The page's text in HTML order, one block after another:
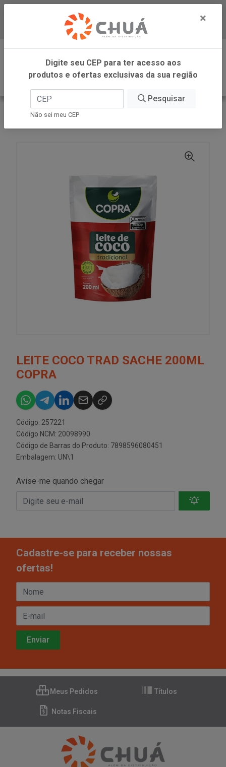
Baixe já nosso APP
0
INÍCIO
COPRA ALIMENTOS
LEITE COCO TRAD SACHE 200ML
COPRA
Código: 257221
Código NCM: 20098990
Código de Barras do Produto: 7898596080451
Embalagem: UN\1
Avise-me quando chegar
Cadastre-se para receber nossas
ofertas!
Meus Pedidos Títulos
Notas Fiscais
×
Digite seu CEP para ter acesso aos
produtos e ofertas exclusivas da sua região
Pesquisar
Não sei meu CEP